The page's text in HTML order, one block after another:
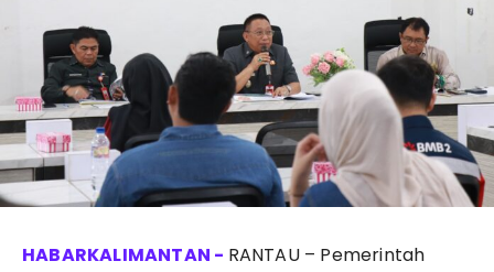
RANTAU – Pemerintah